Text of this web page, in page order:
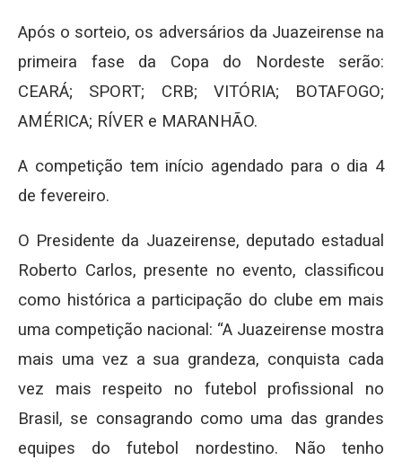
Após o sorteio, os adversários da Juazeirense na
primeira fase da Copa do Nordeste serão:
CEARÁ; SPORT; CRB; VITÓRIA; BOTAFOGO;
AMÉRICA; RÍVER e MARANHÃO.
A competição tem início agendado para o dia 4
de fevereiro.
O Presidente da Juazeirense, deputado estadual
Roberto Carlos, presente no evento, classificou
como histórica a participação do clube em mais
uma competição nacional: “A Juazeirense mostra
mais uma vez a sua grandeza, conquista cada
vez mais respeito no futebol profissional no
Brasil, se consagrando como uma das grandes
equipes do futebol nordestino. Não tenho